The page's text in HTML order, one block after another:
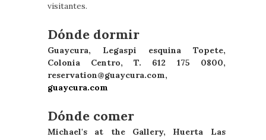
visitantes.
Dónde dormir
Guaycura, Legaspi esquina Topete,
Colonia Centro, T. 612 175 0800,
reservation@guaycura.com,
guaycura.com
Dónde comer
Michael's at the Gallery, Huerta Las